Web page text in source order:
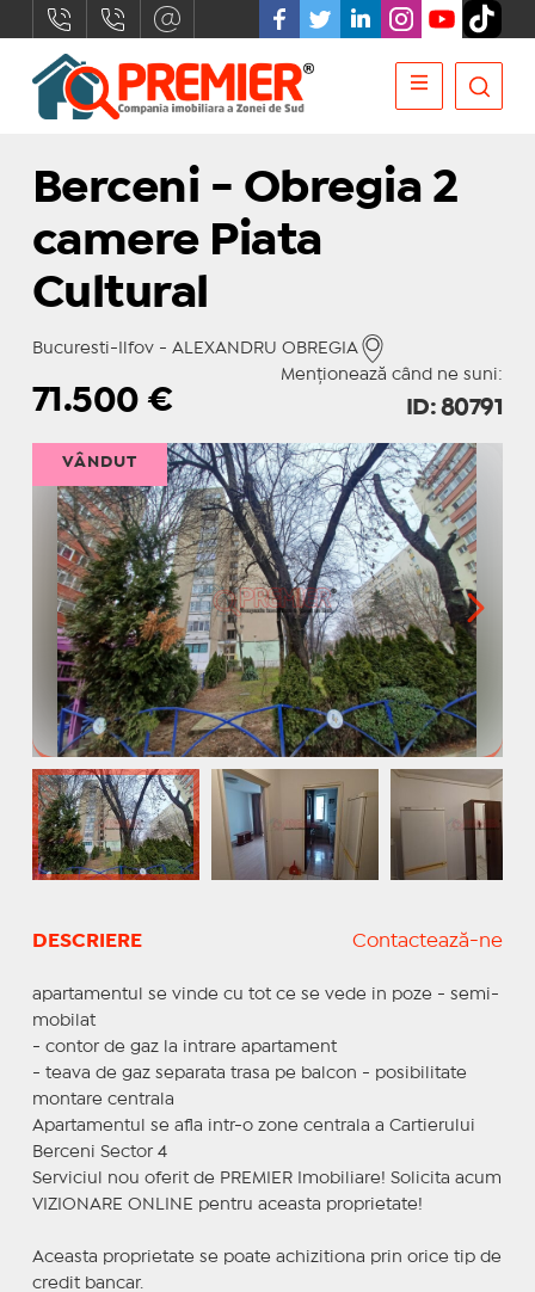
Berceni - Obregia 2
camere Piata
Cultural
Bucuresti-Ilfov - ALEXANDRU OBREGIA
Menționează când ne suni:
71.500€ ID: 80791
VÂNDUT
DESCRIERE Contactează-ne
apartamentul se vinde cu tot ce se vede in poze - semi-
mobilat
- contor de gaz la intrare apartament
- teava de gaz separata trasa pe balcon - posibilitate
montare centrala
Apartamentul se afla intr-o zone centrala a Cartierului
Berceni Sector 4
Serviciul nou oferit de PREMIER Imobiliare! Solicita acum
VIZIONARE ONLINE pentru aceasta proprietate!
Aceasta proprietate se poate achizitiona prin orice tip de
credit bancar.